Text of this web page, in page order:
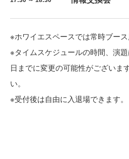
※ホワイエスペースでは常時ブース
※タイムスケジュールの時間、演
日までに変更の可能性がございま
い。
※受付後は自由に入退場できます。